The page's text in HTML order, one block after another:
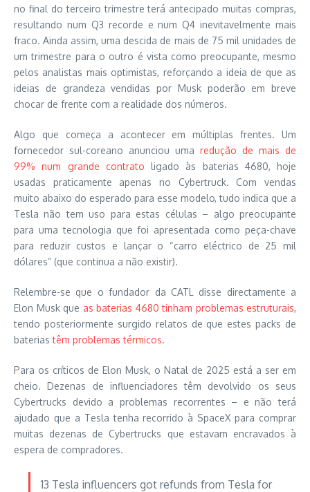
no final do terceiro trimestre terá antecipado muitas compras,
resultando num Q3 recorde e num Q4 inevitavelmente mais
fraco. Ainda assim, uma descida de mais de 75 mil unidades de
um trimestre para o outro é vista como preocupante, mesmo
pelos analistas mais optimistas, reforçando a ideia de que as
ideias de grandeza vendidas por Musk poderão em breve
chocar de frente com a realidade dos números.
Algo que começa a acontecer em múltiplas frentes. Um
fornecedor sul-coreano anunciou uma redução de mais de
99% num grande contrato ligado às baterias 4680, hoje
usadas praticamente apenas no Cybertruck. Com vendas
muito abaixo do esperado para esse modelo, tudo indica que a
Tesla não tem uso para estas células – algo preocupante
para uma tecnologia que foi apresentada como peça-chave
para reduzir custos e lançar o “carro eléctrico de 25 mil
dólares” (que continua a não existir).
Relembre-se que o fundador da CATL disse directamente a
Elon Musk que as baterias 4680 tinham problemas estruturais,
tendo posteriormente surgido relatos de que estes packs de
bateriastêm problemas térmicos.
Para os críticos de Elon Musk, o Natal de 2025 está a ser em
cheio. Dezenas de influenciadores têm devolvido os seus
Cybertrucks devido a problemas recorrentes – e não terá
ajudado que a Tesla tenha recorrido à SpaceX para comprar
muitas dezenas de Cybertrucks que estavam encravados à
espera de compradores.
13 Tesla influencers got refunds from Tesla for